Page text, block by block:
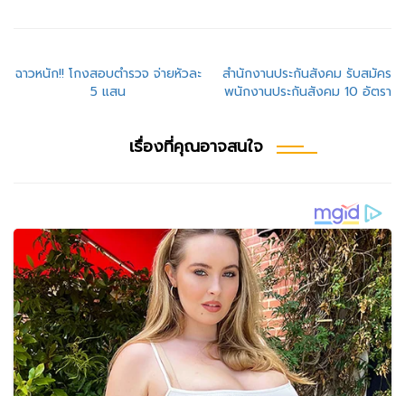
แนะแนว
ฉาวหนัก!! โกงสอบตำรวจ จ่ายหัวละ
5 แสน
สำนักงานประกันสังคม รับสมัคร
พนักงานประกันสังคม 10 อัตรา
เรื่องที่คุณอาจสนใจ